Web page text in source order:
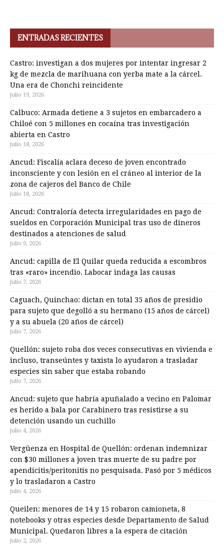
ENTRADAS RECIENTES
Castro: investigan a dos mujeres por intentar ingresar 2
kg de mezcla de marihuana con yerba mate a la cárcel.
Una era de Chonchi reincidente
julio 19, 2026
Calbuco: Armada detiene a 3 sujetos en embarcadero a
Chiloé con 5 millones en cocaína tras investigación
abierta en Castro
julio 18, 2026
Ancud: Fiscalía aclara deceso de joven encontrado
inconsciente y con lesión en el cráneo al interior de la
zona de cajeros del Banco de Chile
julio 18, 2026
Ancud: Contraloría detecta irregularidades en pago de
sueldos en Corporación Municipal tras uso de dineros
destinados a atenciones de salud
julio 9, 2026
Ancud: capilla de El Quilar queda reducida a escombros
tras «raro» incendio. Labocar indaga las causas
julio 7, 2026
Caguach, Quinchao: dictan en total 35 años de presidio
para sujeto que degolló a su hermano (15 años de cárcel)
y a su abuela (20 años de cárcel)
julio 7, 2026
Quellón: sujeto roba dos veces consecutivas en vivienda e
incluso, transeúntes y taxista lo ayudaron a trasladar
especies sin saber que estaba robando
julio 7, 2026
Ancud: sujeto que habría apuñalado a vecino en Palomar
es herido a bala por Carabinero tras resistirse a su
detención usando un cuchillo
julio 4, 2026
Vergüenza en Hospital de Quellón: ordenan indemnizar
con $30 millones a joven tras muerte de su padre por
apendicitis/peritonitis no pesquisada. Pasó por 5 médicos
y lo trasladaron a Castro
julio 4, 2026
Queilen: menores de 14 y 15 robaron camioneta, 8
notebooks y otras especies desde Departamento de Salud
Municipal. Quedaron libres a la espera de citación
julio 2, 2026